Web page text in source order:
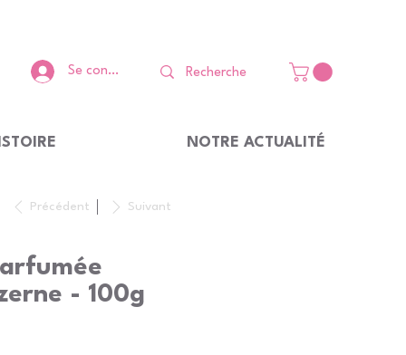
Se connecter
NOTRE ACTUALITÉ
Précédent Suivant
- 100g